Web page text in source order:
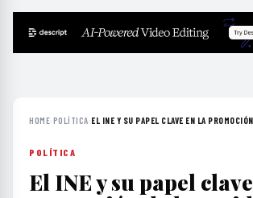
HOME›POLÍTICA›EL INE Y SU PAPEL CLAVE EN LA
POLÍTICA
El INE y su papel